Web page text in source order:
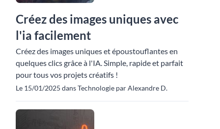
Créez des images uniques avec
l'ia facilement
Créez des images uniques et époustouflantes en
quelques clics grâce à l'IA. Simple, rapide et parfait
pour tous vos projets créatifs !
Le 15/01/2025 dans Technologie par Alexandre D.